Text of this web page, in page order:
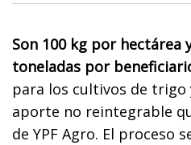
Son 100 kg por hectárea
toneladas por
para los cultivos de trigo
aporte no reintegrable
de YPF Agro. El proceso